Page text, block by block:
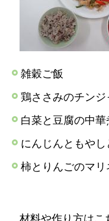
雑穀ご飯
鶏ささみのチン
白菜と豆腐の中華
にんじんともやし
柿とりんごのマリ
材料や作り方はこ